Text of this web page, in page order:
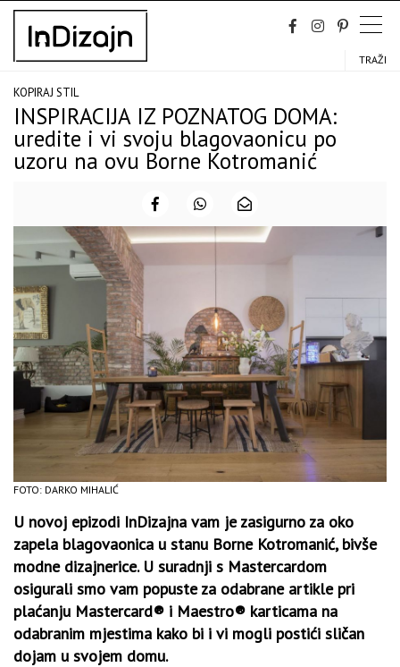
Skip
content
TRAŽI
KOPIRAJ STIL
INSPIRACIJA IZ POZNATOG DOMA:
uredite i vi svoju blagovaonicu po
uzoru na ovu Borne Kotromanić
FOTO: DARKO MIHALIĆ
U novoj epizodi InDizajna vam je zasigurno za oko
zapela blagovaonica u stanu Borne Kotromanić, bivše
modne dizajnerice. U suradnji s Mastercardom
osigurali smo vam popuste za odabrane artikle pri
plaćanju Mastercard® i Maestro® karticama na
odabranim mjestima kako bi i vi mogli postići sličan
dojam u svojem domu.